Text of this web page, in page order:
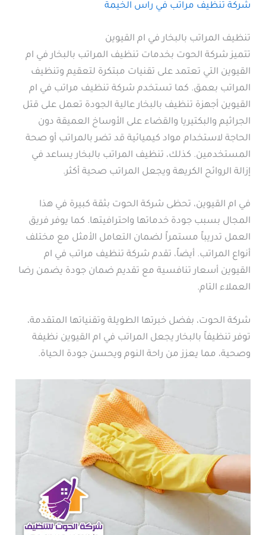
شركة تنظيف مراتب في راس الخيمة
تنظيف المراتب بالبخار في ام القيوين
تتميز شركة الحوت بخدمات تنظيف المراتب بالبخار في ام
القيوين التي تعتمد على تقنيات مبتكرة لتعقيم وتنظيف
المراتب بعمق. كما تستخدم شركة تنظيف مراتب في ام
القيوين أجهزة تنظيف بالبخار عالية الجودة تعمل على قتل
الجراثيم والبكتيريا والقضاء على الأوساخ العميقة دون
الحاجة لاستخدام مواد كيميائية قد تضر بالمراتب أو صحة
المستخدمين. كذلك، تنظيف المراتب بالبخار يساعد في
إزالة الروائح الكريهة ويجعل المراتب صحية أكثر.
في ام القيوين، تحظى شركة الحوت بثقة كبيرة في هذا
المجال بسبب جودة خدماتها واحترافيتها. كما يوفر فريق
العمل تدريباً مستمراً لضمان التعامل الأمثل مع مختلف
أنواع المراتب. أيضاً، تقدم شركة تنظيف مراتب في ام
القيوين أسعار تنافسية مع تقديم ضمان جودة يضمن رضا
العملاء التام.
شركة الحوت، بفضل خبرتها الطويلة وتقنياتها المتقدمة،
توفر تنظيفاً بالبخار يجعل المراتب في ام القيوين نظيفة
وصحية، مما يعزز من راحة النوم ويحسن جودة الحياة.